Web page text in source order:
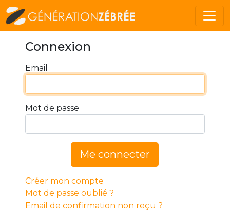
Connexion
Email
Mot de passe
Me connecter
Créer mon compte
Mot de passe oublié ?
Email de confirmation non reçu ?